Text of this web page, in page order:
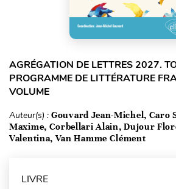
AGRÉGATION DE LETTRES 2027.
PROGRAMME DE LITTÉRATURE
VOLUME
Auteur(s) : Gouvard Jean-Michel, Caro
Maxime, Corbellari Alain, Dujour
Valentina, Van Hamme Clément
LIVRE